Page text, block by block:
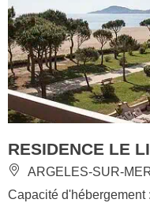
RESIDENCE LE
ARGELES-SUR-
Capacité d'hébergement